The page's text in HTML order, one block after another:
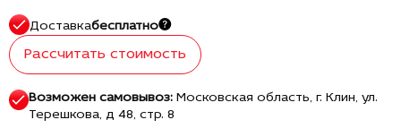
Доставкабесплатно
Рассчитать стоимость
Возможен самовывоз:Московская область, г. Клин, ул.
Терешкова, д 48, стр. 8